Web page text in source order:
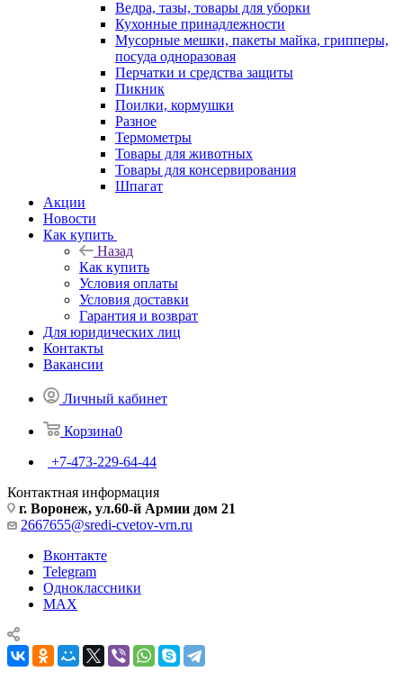
Ведра, тазы, товары для уборки
Кухонные принадлежности
Мусорные мешки, пакеты майка, грипперы,
посуда одноразовая
Перчатки и средства защиты
Пикник
Поилки, кормушки
Разное
Термометры
Товары для животных
Товары для консервирования
Шпагат
Акции
Новости
Как купить
Назад
Как купить
Условия оплаты
Условия доставки
Гарантия и возврат
Для юридических лиц
Контакты
Вакансии
Личный кабинет
Корзина0
+7-473-229-64-44
Контактная информация
г. Воронеж, ул.60-й Армии дом 21
2667655@sredi-cvetov-vrn.ru
Вконтакте
Telegram
Одноклассники
MAX